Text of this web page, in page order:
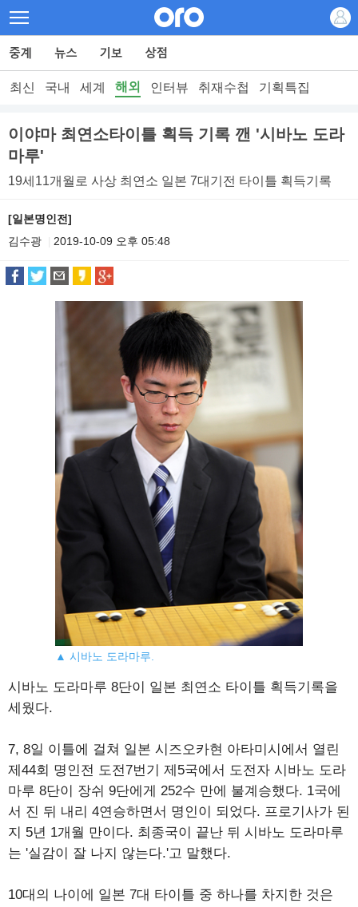
최신 국내 세계 해외 인터뷰 취재수첩 기획특집
이야마 최연소타이틀 획득 기록 깬 '시바노 도라
마루'
19세11개월로 사상 최연소 일본 7대기전 타이틀 획득기록
[일본명인전]
김수광
2019-10-09 오후 05:48
▲ 시바노 도라마루.
시바노 도라마루 8단이 일본 최연소 타이틀 획득기록을
세웠다.
7, 8일 이틀에 걸쳐 일본 시즈오카현 아타미시에서 열린
제44회 명인전 도전7번기 제5국에서 도전자 시바노 도라
마루 8단이 장쉬 9단에게 252수 만에 불계승했다. 1국에
서 진 뒤 내리 4연승하면서 명인이 되었다. 프로기사가 된
지 5년 1개월 만이다. 최종국이 끝난 뒤 시바노 도라마루
는 '실감이 잘 나지 않는다.'고 말했다.
10대의 나이에 일본 7대 타이틀 중 하나를 차지한 것은